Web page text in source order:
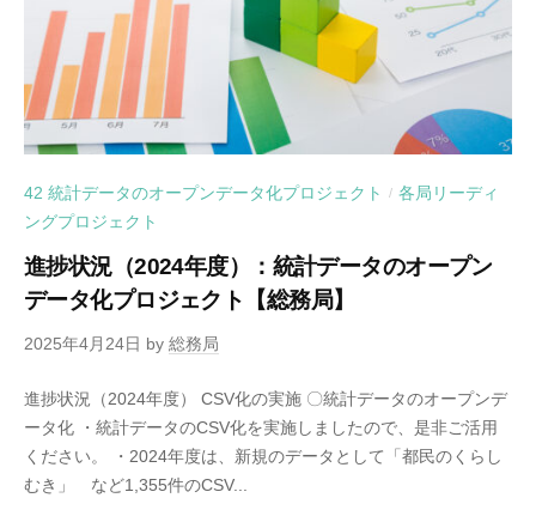
42 統計データのオープンデータ化プロジェクト / 各局リーディ
ングプロジェクト
進捗状況（2024年度）：統計データのオープン
データ化プロジェクト【総務局】
2025年4月24日 by 総務局
進捗状況（2024年度） CSV化の実施 〇統計データのオープンデ
ータ化 ・統計データのCSV化を実施しましたので、是非ご活用
ください。 ・2024年度は、新規のデータとして「都民のくらし
むき」 など1,355件のCSV...